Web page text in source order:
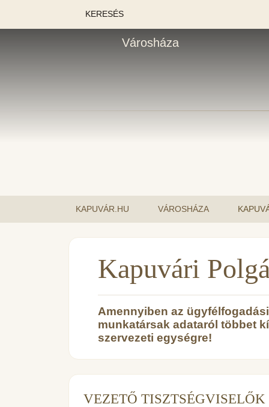
KERESÉS
Városháza
KAPUVÁR.HU VÁROSHÁZA
Kapuvári
Amennyiben az
munkatársak adataról többet
szervezeti egységre!
VEZETŐ TISZTSÉGVISELŐK